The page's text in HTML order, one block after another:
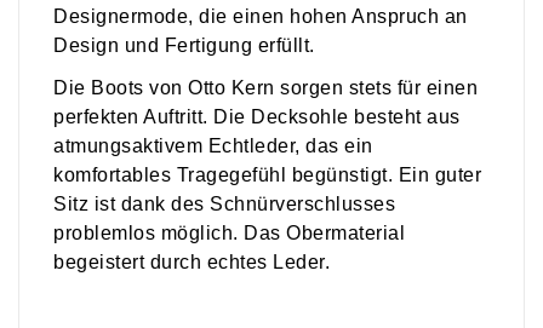
Designermode, die einen hohen Anspruch an
Design und Fertigung erfüllt.
Die Boots von Otto Kern sorgen stets für einen
perfekten Auftritt. Die Decksohle besteht aus
atmungsaktivem Echtleder, das ein
komfortables Tragegefühl begünstigt. Ein guter
Sitz ist dank des Schnürverschlusses
problemlos möglich. Das Obermaterial
begeistert durch echtes Leder.